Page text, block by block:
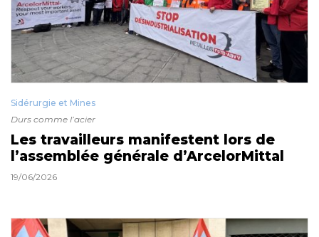
Sidérurgie et Mines
Durs comme l’acier
Les travailleurs manifestent lors de
l’assemblée générale d’ArcelorMittal
19/06/2026